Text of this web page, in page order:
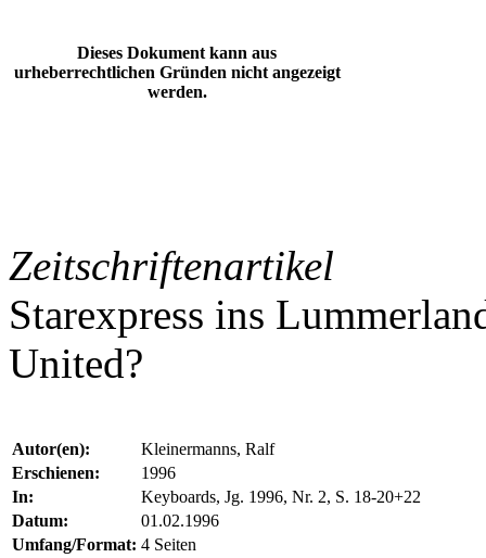
Dieses Dokument kann aus
urheberrechtlichen Gründen nicht angezeigt
werden.
Zeitschriftenartikel
Starexpress ins
United?
Autor(en):
Kleinermanns, Ralf
Erschienen:
1996
In:
Keyboards, Jg. 1996, Nr. 2, S. 18-20+22
Datum:
01.02.1996
Umfang/Format: 4 Seiten